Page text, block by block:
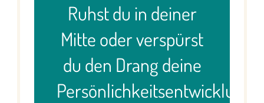
Ruhst du in deiner
Mitte oder verspürst
du den Drang deine
Persönlichkeitsentwicklung